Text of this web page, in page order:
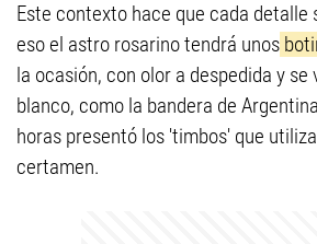
Este contexto hace que cada detalle
eso el astro rosarino tendrá unos
la ocasión, con olor a despedida y
blanco, como la bandera de
horas presentó los 'timbos' que
certamen.